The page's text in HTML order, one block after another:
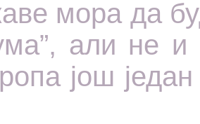
мора да
али не
још